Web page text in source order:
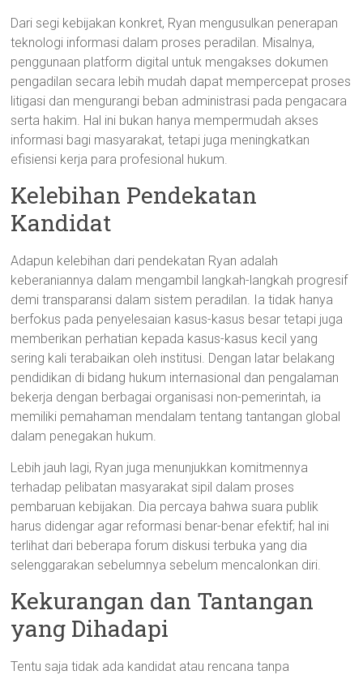
Dari segi kebijakan konkret, Ryan mengusulkan penerapan
teknologi informasi dalam proses peradilan. Misalnya,
penggunaan platform digital untuk mengakses dokumen
pengadilan secara lebih mudah dapat mempercepat proses
litigasi dan mengurangi beban administrasi pada pengacara
serta hakim. Hal ini bukan hanya mempermudah akses
informasi bagi masyarakat, tetapi juga meningkatkan
efisiensi kerja para profesional hukum.
Kelebihan Pendekatan
Kandidat
Adapun kelebihan dari pendekatan Ryan adalah
keberaniannya dalam mengambil langkah-langkah progresif
demi transparansi dalam sistem peradilan. Ia tidak hanya
berfokus pada penyelesaian kasus-kasus besar tetapi juga
memberikan perhatian kepada kasus-kasus kecil yang
sering kali terabaikan oleh institusi. Dengan latar belakang
pendidikan di bidang hukum internasional dan pengalaman
bekerja dengan berbagai organisasi non-pemerintah, ia
memiliki pemahaman mendalam tentang tantangan global
dalam penegakan hukum.
Lebih jauh lagi, Ryan juga menunjukkan komitmennya
terhadap pelibatan masyarakat sipil dalam proses
pembaruan kebijakan. Dia percaya bahwa suara publik
harus didengar agar reformasi benar-benar efektif; hal ini
terlihat dari beberapa forum diskusi terbuka yang dia
selenggarakan sebelumnya sebelum mencalonkan diri.
Kekurangan dan Tantangan
yang Dihadapi
Tentu saja tidak ada kandidat atau rencana tanpa